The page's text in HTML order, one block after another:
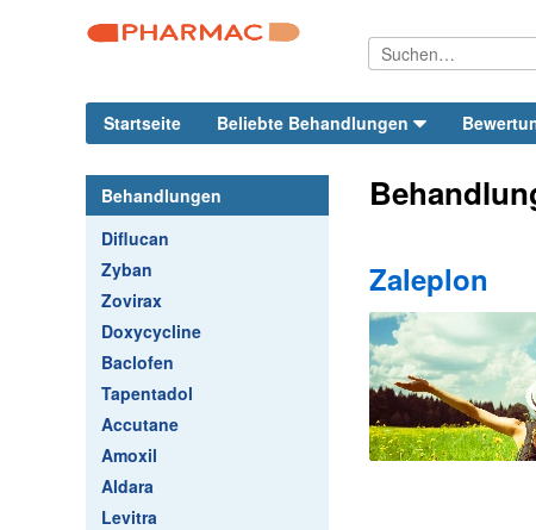
Startseite Beliebte Behandlungen
Behandlungen
Diflucan
Zyban
Zovirax
Doxycycline
Baclofen
Tapentadol
Accutane
Amoxil
Aldara
Levitra
Zaleplon